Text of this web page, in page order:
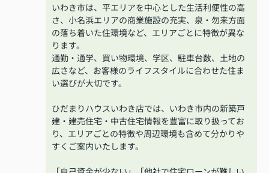
いわき市は、平エリアを中心とした生活利便性の高
さ、小名浜エリアの商業施設の充実、泉・勿来方面
の落ち着いた住環境など、エリアごとに特徴が異な
ります。
通勤・通学、買い物環境、学区、駐車台数、土地の
広さなど、お客様のライフスタイルに合わせた住ま
い選びが大切です。
ひだまりハウスいわき店では、いわき市内の新築戸
建・建売住宅・中古住宅情報を豊富に取り扱ってお
り、エリアごとの特徴や周辺環境も含めて分かりや
すくご案内いたします。